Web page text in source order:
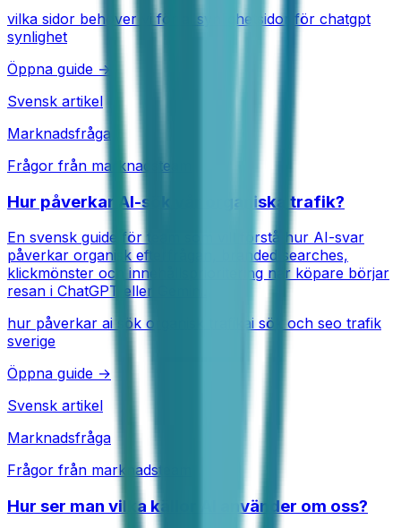
vilka sidor behöver vi för ai synlighet
sidor för chatgpt
synlighet
Öppna guide →
Svensk artikel
Marknadsfråga
Frågor från marknadsteam
Hur påverkar AI-sök vår organiska trafik?
En svensk guide för team som vill förstå hur AI-svar
påverkar organisk efterfrågan, branded searches,
klickmönster och innehållsprioritering när köpare börjar
resan i ChatGPT eller Gemini.
hur påverkar ai sök organisk trafik
ai sök och seo trafik
sverige
Öppna guide →
Svensk artikel
Marknadsfråga
Frågor från marknadsteam
Hur ser man vilka källor AI använder om oss?